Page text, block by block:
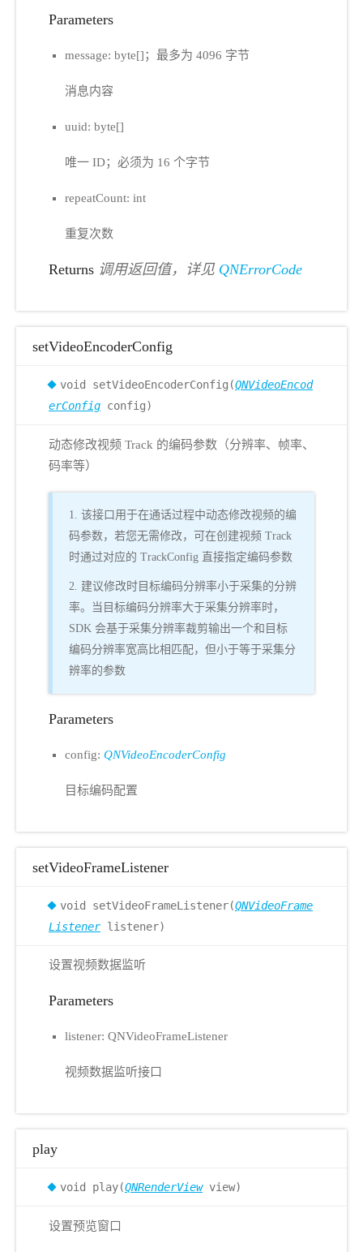
Parameters
message: byte[]；最多为 4096 字节
消息内容
uuid: byte[]
唯一 ID；必须为 16 个字节
repeatCount: int
重复次数
Returns 调用返回值，详见 QNErrorCode
setVideoEncoderConfig
void setVideoEncoderConfig(QNVideoEncod
erConfig config)
动态修改视频 Track 的编码参数（分辨率、帧率、
码率等）
1. 该接口用于在通话过程中动态修改视频的编
码参数，若您无需修改，可在创建视频 Track
时通过对应的 TrackConfig 直接指定编码参数
2. 建议修改时目标编码分辨率小于采集的分辨
率。当目标编码分辨率大于采集分辨率时，
SDK 会基于采集分辨率裁剪输出一个和目标
编码分辨率宽高比相匹配，但小于等于采集分
辨率的参数
Parameters
config: QNVideoEncoderConfig
目标编码配置
setVideoFrameListener
void setVideoFrameListener(QNVideoFrame
Listenerlistener)
设置视频数据监听
Parameters
listener: QNVideoFrameListener
视频数据监听接口
play
void play(QNRenderViewview)
设置预览窗口